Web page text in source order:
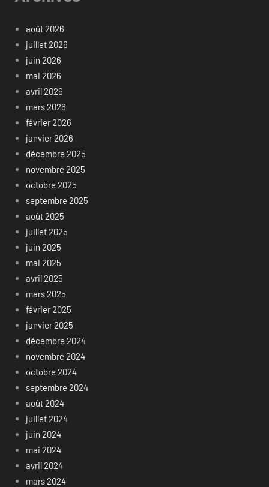
août 2026
juillet 2026
juin 2026
mai 2026
avril 2026
mars 2026
février 2026
janvier 2026
décembre 2025
novembre 2025
octobre 2025
septembre 2025
août 2025
juillet 2025
juin 2025
mai 2025
avril 2025
mars 2025
février 2025
janvier 2025
décembre 2024
novembre 2024
octobre 2024
septembre 2024
août 2024
juillet 2024
juin 2024
mai 2024
avril 2024
mars 2024